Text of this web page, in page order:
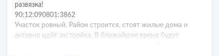
развязка!
90:12:090801:3862
Участок ровный. Район строится, стоят жилые дома и
активно идёт застройка. В ближайшее время будут